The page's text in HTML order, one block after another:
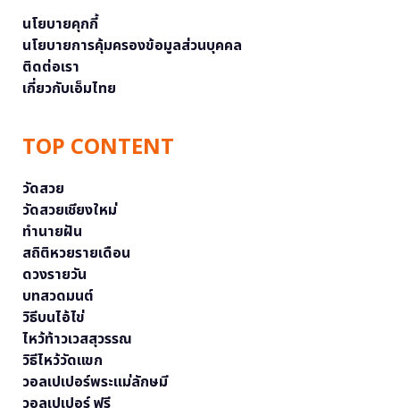
นโยบายคุกกี้
นโยบายการคุ้มครองข้อมูลส่วนบุคคล
ติดต่อเรา
เกี่ยวกับเอ็มไทย
TOP CONTENT
วัดสวย
วัดสวยเชียงใหม่
ทำนายฝัน
สถิติหวยรายเดือน
ดวงรายวัน
บทสวดมนต์
วิธีบนไอ้ไข่
ไหว้ท้าวเวสสุวรรณ
วิธีไหว้วัดแขก
วอลเปเปอร์พระแม่ลักษมี
วอลเปเปอร์ ฟรี